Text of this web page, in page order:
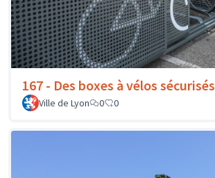
167 - Des boxes à vélos sécurisés
Ville de Lyon
0 0